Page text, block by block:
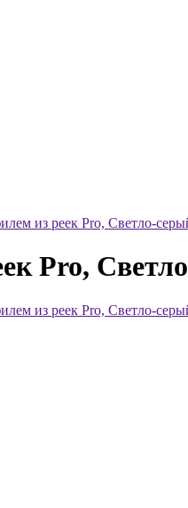
из реек Pro, Светло-
Pro,
из реек Pro, Светло-